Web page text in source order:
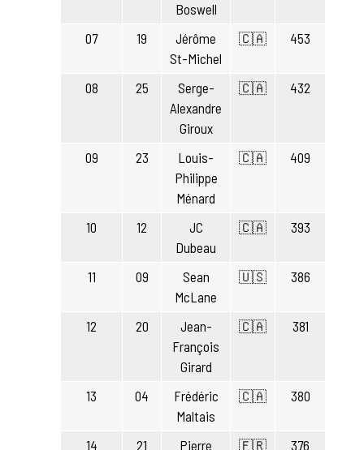
Boswell
07 19
Jérôme
St-Michel
🇨🇦 453
08 25
Serge-
Alexandre
Giroux
🇨🇦 432
09 23
Louis-
Philippe
Ménard
🇨🇦 409
10 12
JC
Dubeau
🇨🇦 393
11 09
Sean
McLane
🇺🇸 386
12 20
Jean-
François
Girard
🇨🇦 381
13 04
Frédéric
Maltais
🇨🇦 380
14 21
Pierre
🇫🇷 376